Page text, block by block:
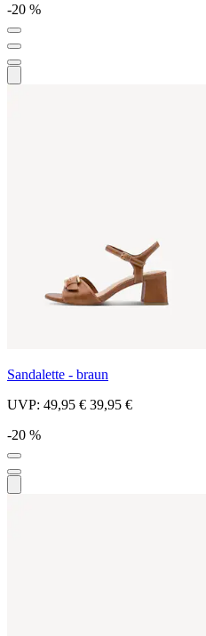
-20 %
Sandalette - braun
UVP: 49,95 € 39,95 €
-20 %